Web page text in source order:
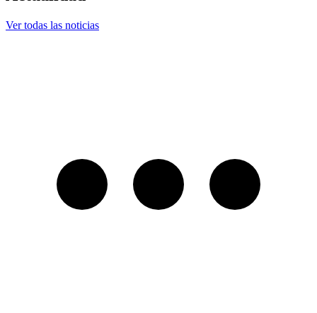
Ver todas las noticias